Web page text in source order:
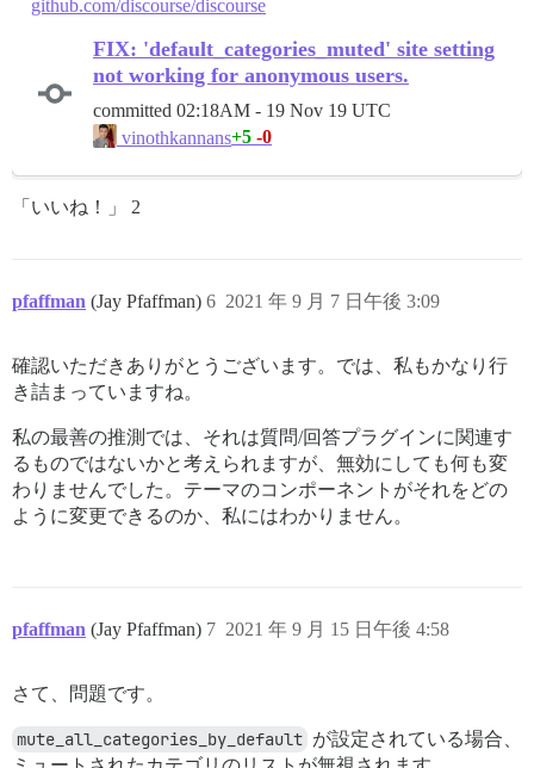
github.com/discourse/discourse
FIX: 'default_categories_muted' site setting
not working for anonymous users.
committed 02:18AM - 19 Nov 19 UTC
vinothkannans+5 -0
「いいね！」 2
pfaffman (Jay Pfaffman) 2021 年 9 月 7 日午後 3:09
6
確認いただきありがとうございます。では、私もかなり行
き詰まっていますね。
私の最善の推測では、それは質問/回答プラグインに関連す
るものではないかと考えられますが、無効にしても何も変
わりませんでした。テーマのコンポーネントがそれをどの
ように変更できるのか、私にはわかりません。
pfaffman (Jay Pfaffman) 2021 年 9 月 15 日午後 4:58
7
さて、問題です。
mute_all_categories_by_default が設定されている場合、